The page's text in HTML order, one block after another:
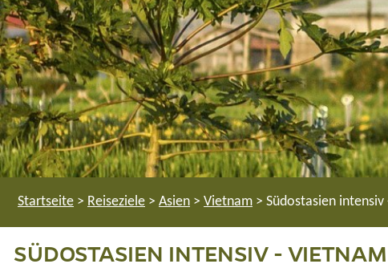
Startseite > Reiseziele > Asien > Vietnam > Südostasien
SÜDOSTASIEN INTENSIV -